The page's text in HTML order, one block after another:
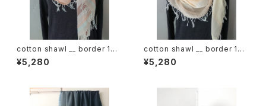
cotton shawl __ border 160
春麗w
¥5,280
cotton shawl __ border 160
春陽w
¥5,280